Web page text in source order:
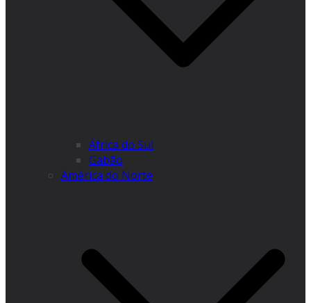
África do Sul
Gabão
América do Norte